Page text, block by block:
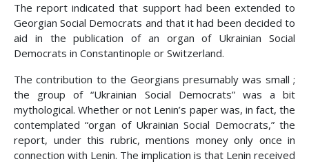
The report indicated that support had been extended to
Georgian Social Democrats and that it had been decided to
aid in the publication of an organ of Ukrainian Social
Democrats in Constantinople or Switzerland.
The contribution to the Georgians presumably was small ;
the group of “Ukrainian Social Democrats” was a bit
mythological. Whether or not Lenin’s paper was, in fact, the
contemplated “organ of Ukrainian Social Democrats,” the
report, under this rubric, mentions money only once in
connection with Lenin. The implication is that Lenin received